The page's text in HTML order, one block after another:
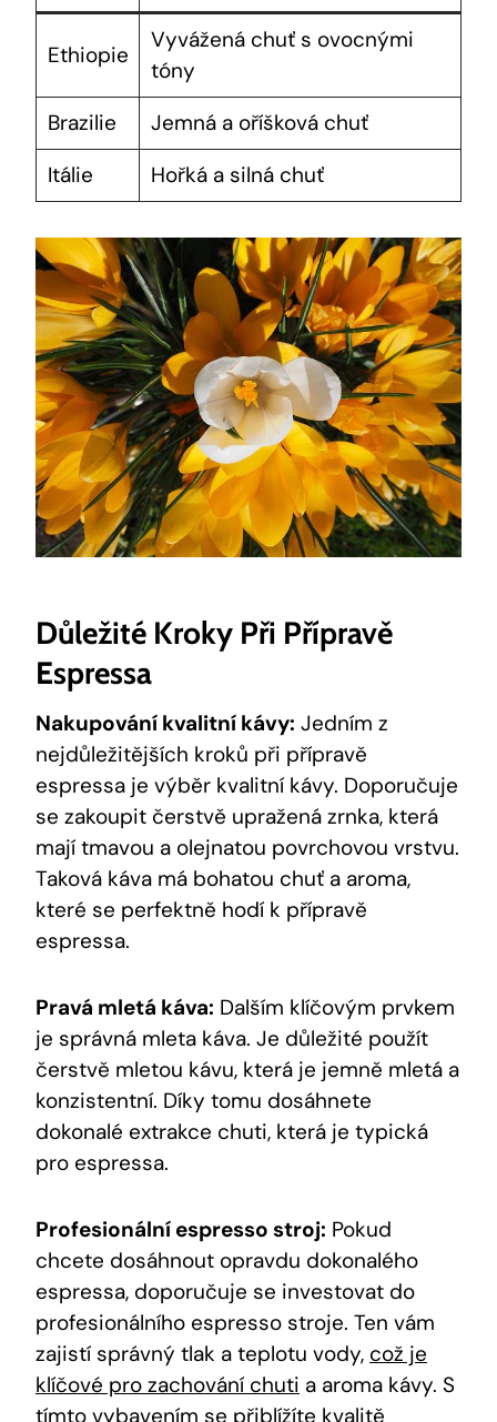
Ethiopie
Vyvážená chuť s ovocnými
tóny
Brazilie
Jemná a oříšková chuť
Itálie
Hořká a silná chuť
Důležité Kroky Při Přípravě
Espressa
Nakupování kvalitní kávy: Jedním z
nejdůležitějších kroků při přípravě
espressa je výběr kvalitní kávy. Doporučuje
se zakoupit čerstvě upražená zrnka, která
mají tmavou a olejnatou povrchovou vrstvu.
Taková káva má bohatou chuť a aroma,
které se perfektně hodí k přípravě
espressa.
Pravá mletá káva: Dalším klíčovým prvkem
je správná mleta káva. Je důležité použít
čerstvě mletou kávu, která je jemně mletá a
konzistentní. Díky tomu dosáhnete
dokonalé extrakce chuti, která je typická
pro espressa.
Profesionální espresso stroj: Pokud
chcete dosáhnout opravdu dokonalého
espressa, doporučuje se investovat do
profesionálního espresso stroje. Ten vám
zajistí správný tlak a teplotu vody, což je
klíčové pro zachování chuti a aroma kávy. S
tímto vybavením se přiblížíte kvalitě